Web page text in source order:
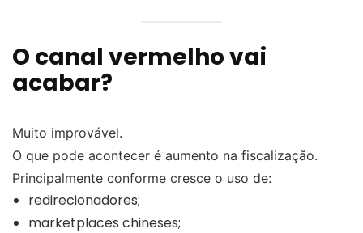
O canal vermelho vai
acabar?
Muito improvável.
O que pode acontecer é aumento na fiscalização.
Principalmente conforme cresce o uso de:
redirecionadores;
marketplaces chineses;